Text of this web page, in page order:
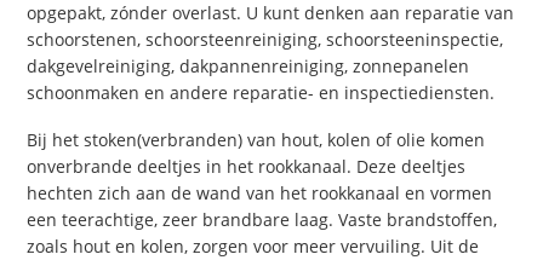
opgepakt, zónder overlast. U kunt denken aan reparatie van
schoorstenen, schoorsteenreiniging, schoorsteeninspectie,
dakgevelreiniging, dakpannenreiniging, zonnepanelen
schoonmaken en andere reparatie- en inspectiediensten.
Bij het stoken(verbranden) van hout, kolen of olie komen
onverbrande deeltjes in het rookkanaal. Deze deeltjes
hechten zich aan de wand van het rookkanaal en vormen
een teerachtige, zeer brandbare laag. Vaste brandstoffen,
zoals hout en kolen, zorgen voor meer vervuiling. Uit de